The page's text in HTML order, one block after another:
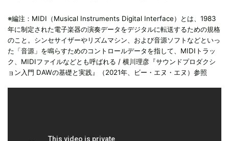
※編注：MIDI（Musical Instruments Digital Interface）とは、1983
年に制定された電子楽器の演奏データをデジタルに転送するための規格
のこと。シンセサイザーやリズムマシン、および音源ソフトなどといっ
た「音源」を鳴らすためのコントロールデータを指して、MIDIトラッ
ク、MIDIファイルなどとも呼ばれる / 横川理彦『サウンドプロダクシ
ョン入門 DAWの基礎と実践』（2021年、ビー・エヌ・エヌ）参照